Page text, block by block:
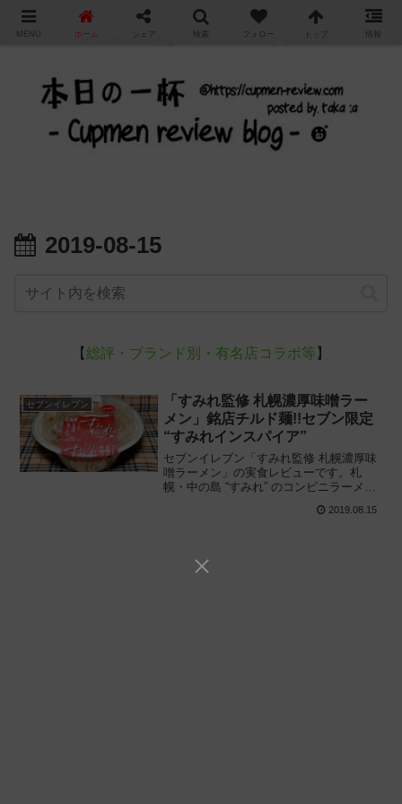
カップ麺の新商品をレビュー / アレンジするブログ
2019-08-15
【総評・ブランド別・有名店コラボ等 】
セブンイレブン
「すみれ監修 札幌濃厚味噌ラー
メン」銘店チルド麺!!セブン限定
“すみれインスパイア”
セブンイレブン「すみれ監修 札幌濃厚味
噌ラーメン」の実食レビューです。札
幌・中の島 “すみれ” のコンビニラーメン
レンジ専用のカップ入りチルド麺を解
2019.08.15
MENU ホーム シェア 検索 フォロー トップ 情報